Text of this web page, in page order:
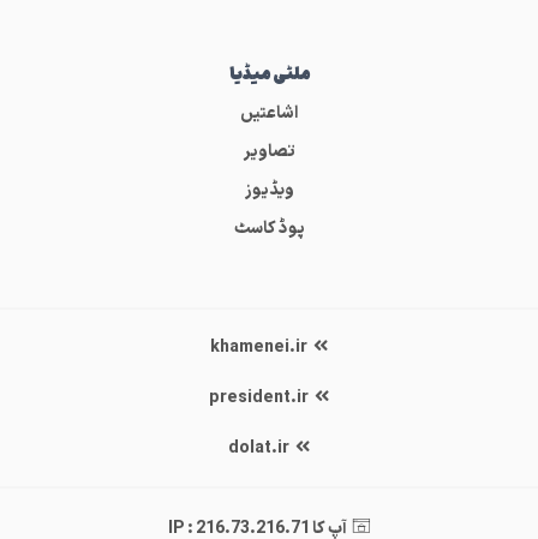
ملٹی میڈیا
اشاعتیں
تصاویر
ویڈیوز
پوڈ کاسٹ
khamenei.ir
president.ir
dolat.ir
آپ کا IP : 216.73.216.71